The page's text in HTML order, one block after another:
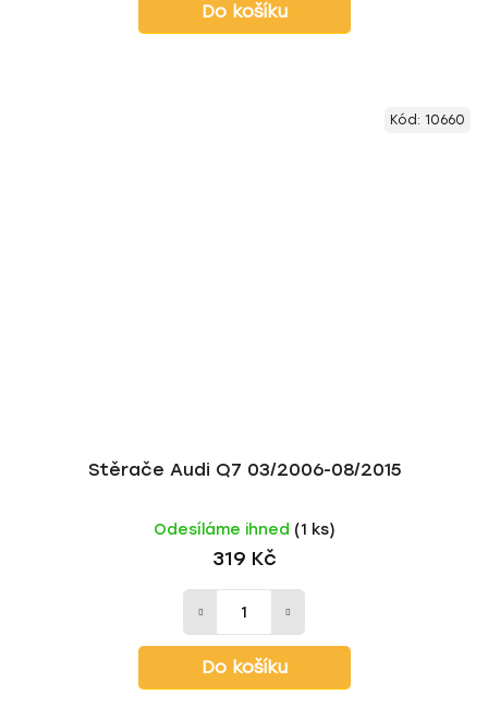
Do košíku
Stěrače Audi Q7 03/2006-08/2015
Odesíláme ihned (1 ks)
319 Kč
Do košíku
Kód: 10660